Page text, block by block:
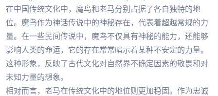
在中国传统文化中，魔鸟和老马分别占据了各自独特的地
位。魔鸟作为神话传说中的神秘存在，代表着超越常规的力
量。在一些民间传说中，魔鸟不仅具有神秘的能力，还能够
影响人类的命运，它的存在常常暗示着某种不安定的力量。
这种形象，反映了古代文化对自然界不确定因素的敬畏和对
未知力量的想象。
相对而言，老马在传统文化中的地位则更加稳固。作为忠诚